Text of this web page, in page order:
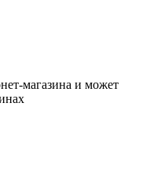
магазина и может